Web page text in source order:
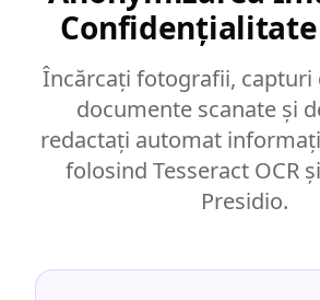
Confidențialitate
Încărcați fotografii, capturi
documente scanate și
redactați automat
folosind Tesseract OCR
Presidio.